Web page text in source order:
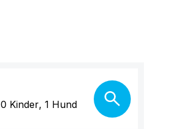
0 Kinder, 1 Hund